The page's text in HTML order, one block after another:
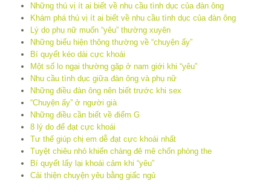
Những thú vị ít ai biết về nhu cầu tình dục của đàn ông
Khám phá thú vị ít ai biết về nhu cầu tình dục của đàn ông
Lý do phụ nữ muốn “yêu” thường xuyên
Những biểu hiện thông thường về “chuyện ấy”
Bí quyết kéo dài cực khoái
Một số lo ngại thường gặp ở nam giới khi “yêu”
Nhu cầu tình dục giữa đàn ông và phụ nữ
Những điều đàn ông nên biết trước khi sex
“Chuyện ấy” ở người già
Những điều cần biết về điểm G
8 lý do để đạt cực khoái
Tư thế giúp chị em dễ đạt cực khoái nhất
Tuyệt chiêu nhỏ khiến chàng đê mê chốn phòng the
Bí quyết lấy lại khoái cảm khi “yêu”
Cải thiện chuyện yêu bằng giấc ngủ